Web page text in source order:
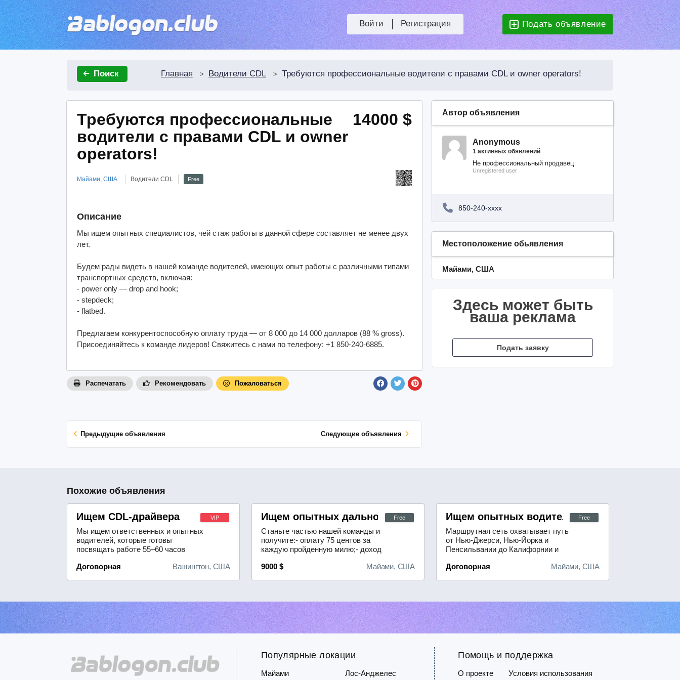
Подать объявление
Регистрация
Войти
Поиск Главная > Водители CDL > Требуются профессиональные водители с правами CDL и owner operators!
14000 $
Требуются профессиональные
водители с правами CDL и owner
operators!
Майами, США Водители CDL Free
Описание
Мы ищем опытных специалистов, чей стаж работы в данной сфере составляет не менее двух
лет.
Будем рады видеть в нашей команде водителей, имеющих опыт работы с различными типами
транспортных средств, включая:
- power only — drop and hook;
- stepdeck;
- flatbed.
Предлагаем конкурентоспособную оплату труда — от 8 000 до 14 000 долларов (88 % gross).
Присоединяйтесь к команде лидеров! Свяжитесь с нами по телефону: +1 850-240-6885.
Распечатать Рекомендовать Пожаловаться
Предыдущие объявления Cледующие объявления
Автор объявления
Anonymous
1 активных обявлений
Не профессиональный продавец
Unregistered user
850-240-xxxx
Местоположение обьявления
Майами, США
Здесь может быть
ваша реклама
Подать заявку
Похожие объявления
VIP
Договорная Вашингтон, США
Ищем CDL-драйвера
Мы ищем ответственных и опытных
водителей, которые готовы
посвящать работе 55–60 часов
предлагает привлекательные
водительского стажа. За 40 часов
работы в неделю вы получите
базовую ставку, а за сверхурочную
р...
Free
9000 $ Майами, США
Ищем опытных дальнобойщиков с лицензией CDL-A и стажем работы не менее
Станьте частью нашей команды и
получите:- оплату 75 центов за
каждую пройденную милю;- доход
учёта депозита);- возможность
опытных диспетчеров. Тип прицепа
— Dry Van, также мы сотрудничаем
с Amazon.
Free
Договорная Майами, США
Ищем опытных водителей с лицензией CDL
Маршрутная сеть охватывает путь
от Нью-Джерси, Нью-Йорка и
Пенсильвании до Калифорнии и
условия оплаты:- для одиночных
хорошее знание английского
языка.Для тех, кто только начинает
свой путь в проф...
Популярные локации
Майами Лос-Анджелес
Помощь и поддержка
О проекте Условия использования